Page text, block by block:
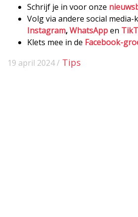
Schrijf je in voor onze
Volg via andere social media-
Instagram,WhatsAppen
Klets mee in de Facebook-
19 april 2024 / Tips